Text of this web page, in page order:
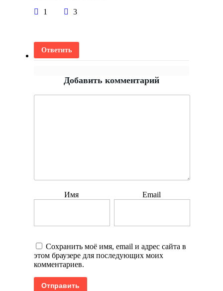
1
3
Ответить
Добавить комментарий
Имя Email
Сохранить моё имя, email и адрес сайта в
этом браузере для последующих моих
комментариев.